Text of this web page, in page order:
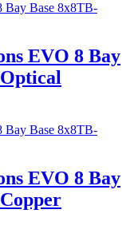
EVO 8 Bay
EVO 8 Bay